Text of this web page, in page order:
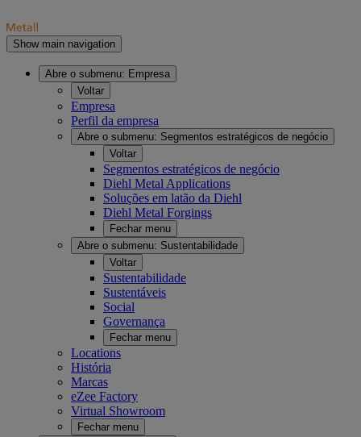
Show main navigation
Abre o submenu: Empresa
Voltar
Empresa
Perfil da empresa
Abre o submenu: Segmentos estratégicos de negócio
Voltar
Segmentos estratégicos de negócio
Diehl Metal Applications
Soluções em latão da Diehl
Diehl Metal Forgings
Fechar menu
Abre o submenu: Sustentabilidade
Voltar
Sustentabilidade
Sustentáveis
Social
Governança
Fechar menu
Locations
História
Marcas
eZee Factory
Virtual Showroom
Fechar menu